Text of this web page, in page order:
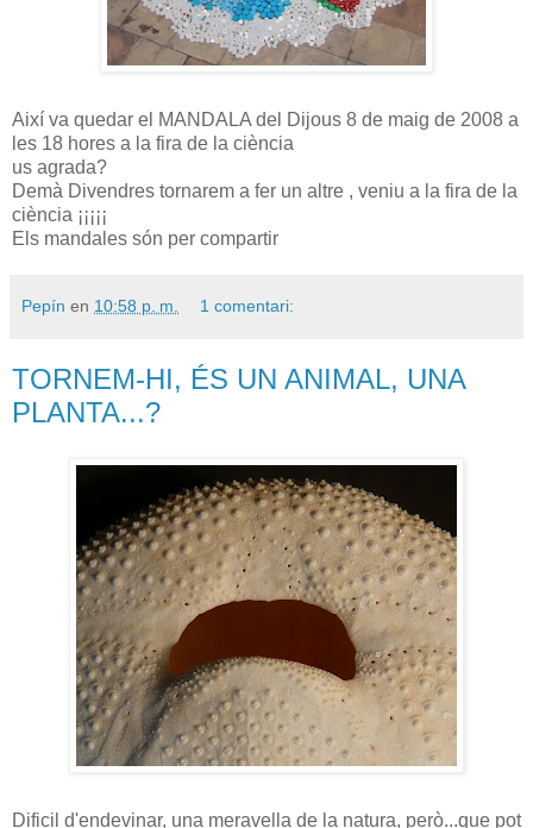
Així va quedar el MANDALA del Dijous 8 de maig de 2008 a
les 18 hores a la fira de la ciència
us agrada?
Demà Divendres tornarem a fer un altre , veniu a la fira de la
ciència ¡¡¡¡¡
Els mandales són per compartir
Pepín en 10:58 p. m. 1 comentari:
TORNEM-HI, ÉS UN ANIMAL, UNA
PLANTA...?
Dificil d'endevinar, una meravella de la natura, però...que pot